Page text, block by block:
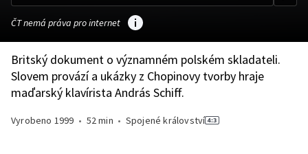
ČT nemá práva pro internet
Britský dokument o významném polském skladateli.
Slovem provází a ukázky z Chopinovy tvorby hraje
maďarský klavírista András Schiff.
Vyrobeno 1999 • 52 min • Spojené království